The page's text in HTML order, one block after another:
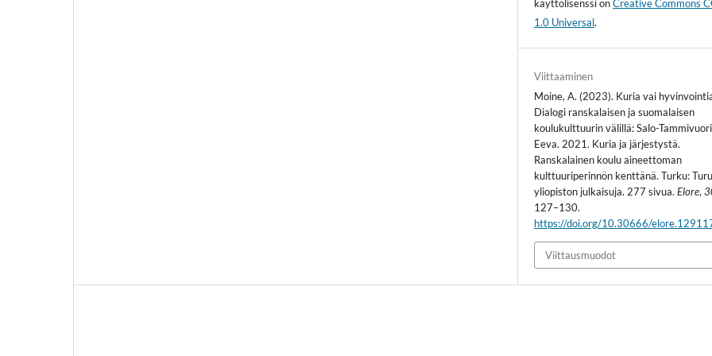
käyttölisenssi onCreative Commons
1.0 Universal.
Viittaaminen
Moine, A. (2023). Kuria vai
Dialogi ranskalaisen ja suomalaisen
koulukulttuurin välillä: Salo-
Eeva. 2021. Kuria ja järjestystä.
Ranskalainen koulu aineettoman
kulttuuriperinnön kenttänä. Turku:
yliopiston julkaisuja. 277 sivua.Elore,
127–130.
https://doi.org/10.30666/
Viittausmuodot